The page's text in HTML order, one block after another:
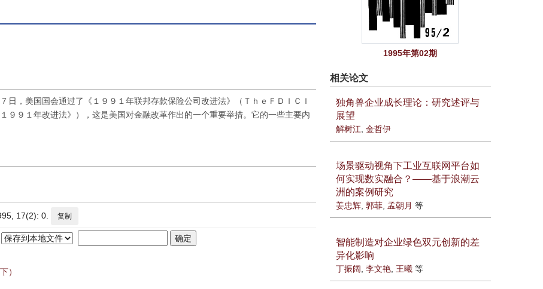
日，美国国会通过了《１９９１年联邦存款保险公司改进法》（ＴｈｅＦＤＩＣＩ
９９１年改进法》），这是美国对金融改革作出的一个重要举措。它的一些主要内
17(2): 0. 复制
）
1995年第02期
相关论文
独角兽企业成长理论：研究述评与
展望
解树江 金哲伊
场景驱动视角下工业互联网平台如
何实现数实融合？——基于浪潮云
洲的案例研究
姜忠辉, 郭菲, 孟朝月 等
智能制造对企业绿色双元创新的差
异化影响
丁振阔 李文艳, 王曦等